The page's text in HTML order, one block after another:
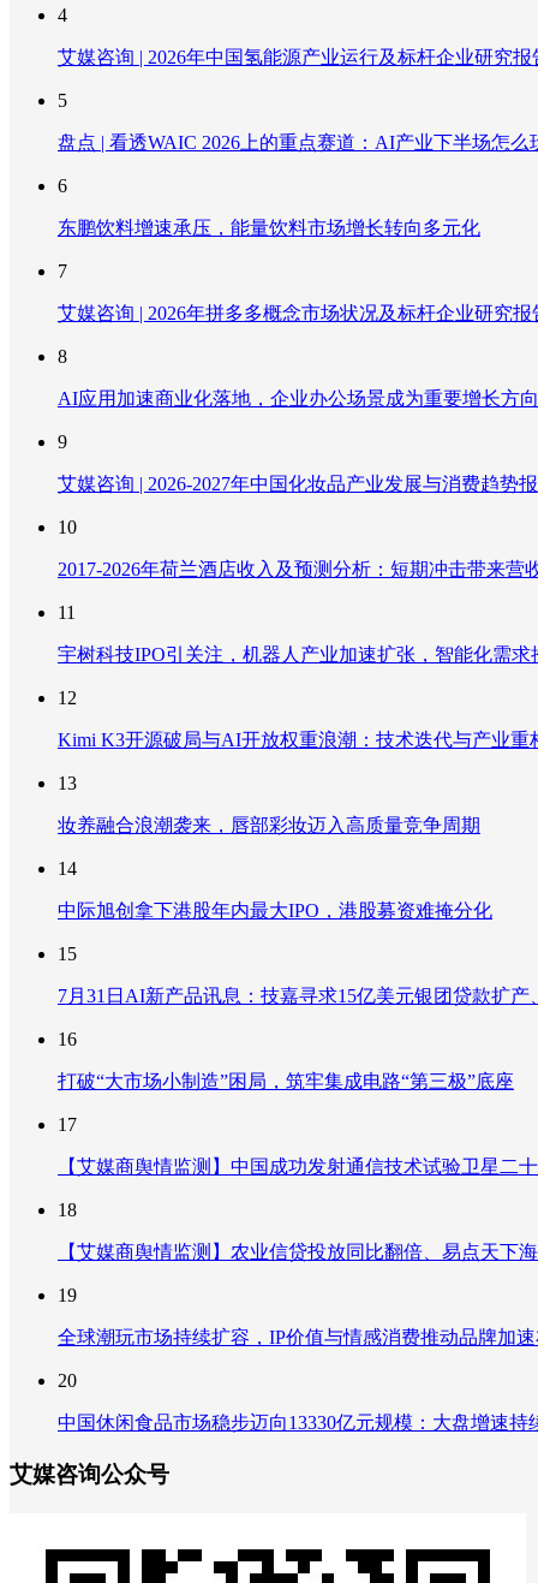
4
艾媒咨询 | 2026年中国氢能源产业运行及标杆企业研究报
5
盘点 | 看透WAIC 2026上的重点赛道：AI产业下半场怎么
6
东鹏饮料增速承压，能量饮料市场增长转向多元化
7
艾媒咨询 | 2026年拼多多概念市场状况及标杆企业研究报
8
AI应用加速商业化落地，企业办公场景成为重要增长方向
9
艾媒咨询 | 2026-2027年中国化妆品产业发展与消费趋势
10
2017-2026年荷兰酒店收入及预测分析：短期冲击带来
11
宇树科技IPO引关注，机器人产业加速扩张，智能化需求
12
Kimi K3开源破局与AI开放权重浪潮：技术迭代与产业重
13
妆养融合浪潮袭来，唇部彩妆迈入高质量竞争周期
14
中际旭创拿下港股年内最大IPO，港股募资难掩分化
15
7月31日AI新产品讯息：技嘉寻求15亿美元银团贷款扩
16
打破“大市场小制造”困局，筑牢集成电路“第三极”底座
17
【艾媒商舆情监测】中国成功发射通信技术试验卫星
18
【艾媒商舆情监测】农业信贷投放同比翻倍、易点天下
19
全球潮玩市场持续扩容，IP价值与情感消费推动品牌加
20
中国休闲食品市场稳步迈向13330亿元规模：大盘增速
艾媒咨询公众号